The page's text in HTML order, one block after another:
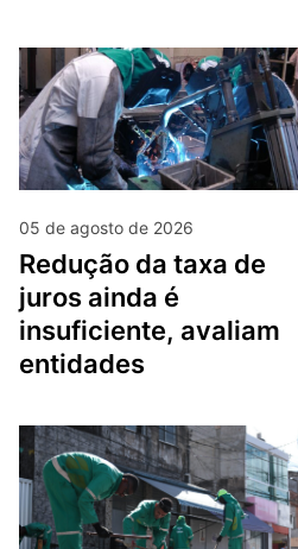
05 de agosto de 2026
redução da taxa de
juros ainda é
insuficiente, avaliam
entidades